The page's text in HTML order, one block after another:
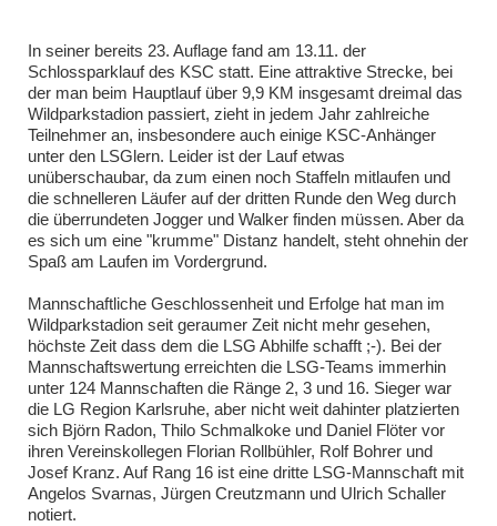
In seiner bereits 23. Auflage fand am 13.11. der
Schlossparklauf des KSC statt. Eine attraktive Strecke, bei
der man beim Hauptlauf über 9,9 KM insgesamt dreimal das
Wildparkstadion passiert, zieht in jedem Jahr zahlreiche
Teilnehmer an, insbesondere auch einige KSC-Anhänger
unter den LSGlern. Leider ist der Lauf etwas
unüberschaubar, da zum einen noch Staffeln mitlaufen und
die schnelleren Läufer auf der dritten Runde den Weg durch
die überrundeten Jogger und Walker finden müssen. Aber da
es sich um eine "krumme" Distanz handelt, steht ohnehin der
Spaß am Laufen im Vordergrund.
Mannschaftliche Geschlossenheit und Erfolge hat man im
Wildparkstadion seit geraumer Zeit nicht mehr gesehen,
höchste Zeit dass dem die LSG Abhilfe schafft ;-). Bei der
Mannschaftswertung erreichten die LSG-Teams immerhin
unter 124 Mannschaften die Ränge 2, 3 und 16. Sieger war
die LG Region Karlsruhe, aber nicht weit dahinter platzierten
sich Björn Radon, Thilo Schmalkoke und Daniel Flöter vor
ihren Vereinskollegen Florian Rollbühler, Rolf Bohrer und
Josef Kranz. Auf Rang 16 ist eine dritte LSG-Mannschaft mit
Angelos Svarnas, Jürgen Creutzmann und Ulrich Schaller
notiert.